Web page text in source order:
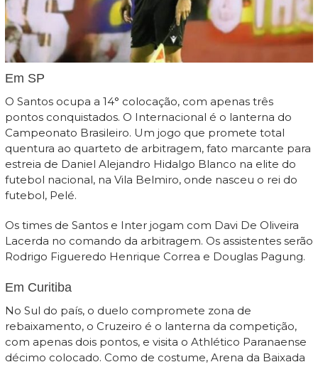
Em SP
O Santos ocupa a 14° colocação, com apenas três
pontos conquistados. O Internacional é o lanterna do
Campeonato Brasileiro. Um jogo que promete total
quentura ao quarteto de arbitragem, fato marcante para
estreia de Daniel Alejandro Hidalgo Blanco na elite do
futebol nacional, na Vila Belmiro, onde nasceu o rei do
futebol, Pelé.
Os times de Santos e Inter jogam com Davi De Oliveira
Lacerda no comando da arbitragem. Os assistentes serão
Rodrigo Figueredo Henrique Correa e Douglas Pagung.
Em Curitiba
No Sul do país, o duelo compromete zona de
rebaixamento, o Cruzeiro é o lanterna da competição,
com apenas dois pontos, e visita o Athlético Paranaense
décimo colocado. Como de costume, Arena da Baixada